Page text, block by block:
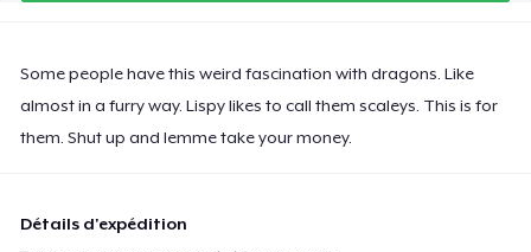
Some people have this weird fascination with dragons. Like
almost in a furry way. Lispy likes to call them scaleys. This is for
them. Shut up and lemme take your money.
Détails d'expédition